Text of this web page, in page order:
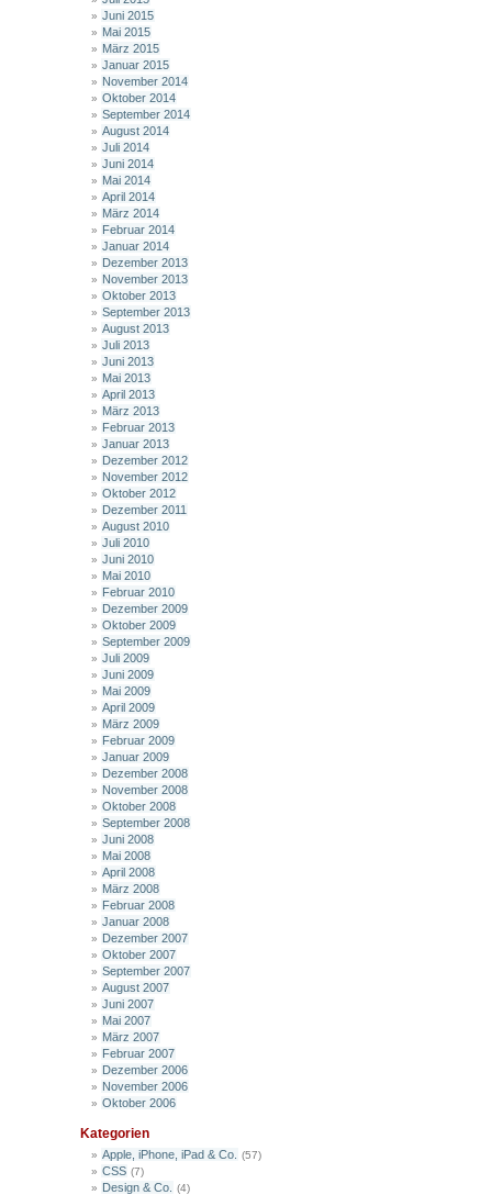
Juni 2015
Mai 2015
März 2015
Januar 2015
November 2014
Oktober 2014
September 2014
August 2014
Juli 2014
Juni 2014
Mai 2014
April 2014
März 2014
Februar 2014
Januar 2014
Dezember 2013
November 2013
Oktober 2013
September 2013
August 2013
Juli 2013
Juni 2013
Mai 2013
April 2013
März 2013
Februar 2013
Januar 2013
Dezember 2012
November 2012
Oktober 2012
Dezember 2011
August 2010
Juli 2010
Juni 2010
Mai 2010
Februar 2010
Dezember 2009
Oktober 2009
September 2009
Juli 2009
Juni 2009
Mai 2009
April 2009
März 2009
Februar 2009
Januar 2009
Dezember 2008
November 2008
Oktober 2008
September 2008
Juni 2008
Mai 2008
April 2008
März 2008
Februar 2008
Januar 2008
Dezember 2007
Oktober 2007
September 2007
August 2007
Juni 2007
Mai 2007
März 2007
Februar 2007
Dezember 2006
November 2006
Oktober 2006
Kategorien
Apple, iPhone, iPad & Co. (57)
CSS (7)
Design & Co. (4)